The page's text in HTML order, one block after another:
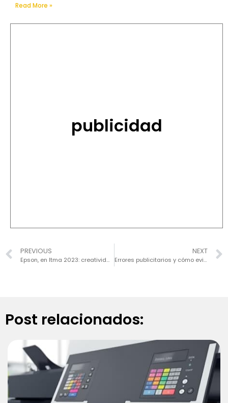
Read More »
publicidad
PREVIOUS
Epson, en Itma 2023: creatividad, innovación y sostenibilidad con nuevos avances en impresión digital textil
NEXT
Errores publicitarios y cómo evitarlos
Post relacionados: